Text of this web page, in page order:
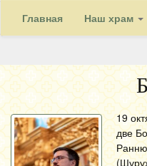
Главная Наш храм
19
две